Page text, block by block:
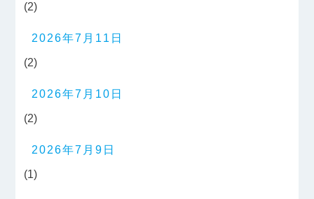
(2)
2026年7月11日
(2)
2026年7月10日
(2)
2026年7月9日
(1)